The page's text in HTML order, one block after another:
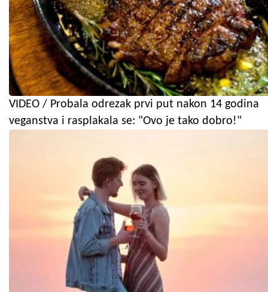
VIDEO / Probala odrezak prvi put nakon 14 godina
veganstva i rasplakala se: "Ovo je tako dobro!"